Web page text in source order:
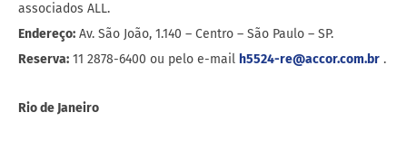
associados ALL.
Endereço: Av. São João, 1.140 – Centro – São Paulo – SP.
Reserva: 11 2878-6400 ou pelo e-mail h5524-re@accor.com.br .
Rio de Janeiro